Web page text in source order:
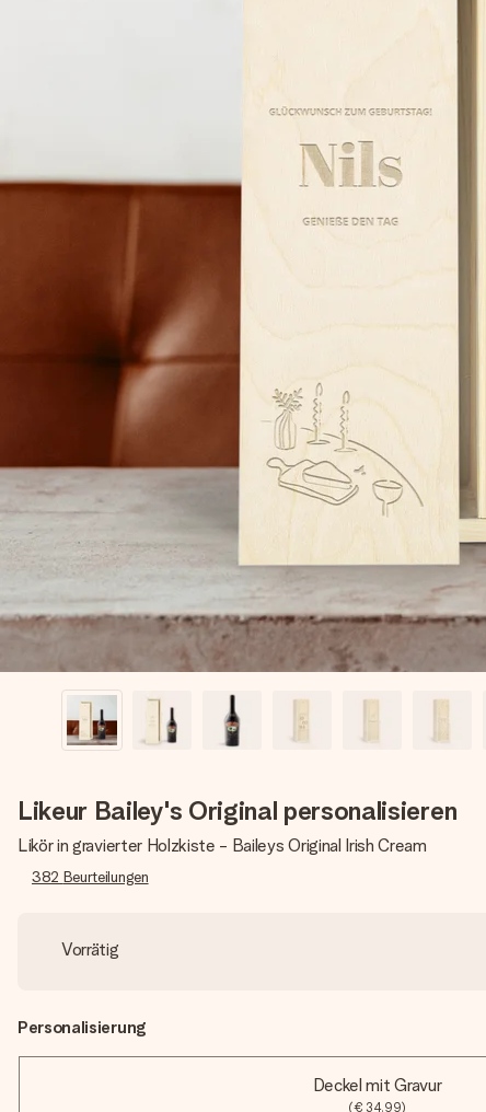
Likeur Bailey's Original personalisieren
Likör in gravierter Holzkiste - Baileys Original Irish Cream
382 Beurteilungen
Vorrätig
Personalisierung
Deckel mit Gravur
(€ 34,99)